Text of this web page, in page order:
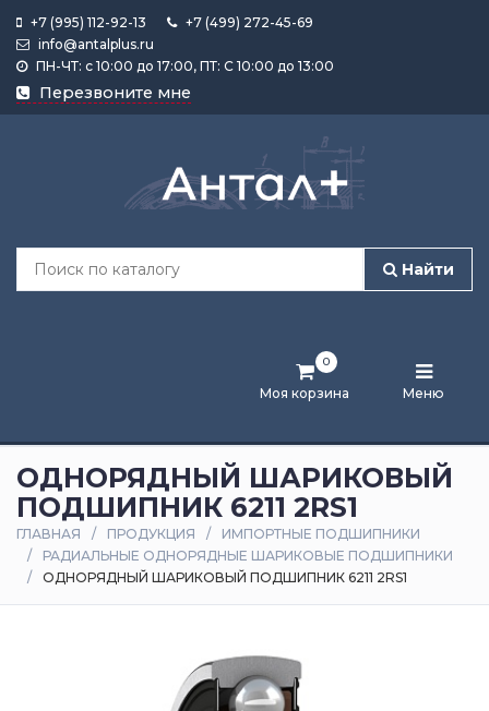
+7 (995) 112-92-13
+7 (499) 272-45-69
info@antalplus.ru
ПН-ЧТ: с 10:00 до 17:00, ПТ: С 10:00 до 13:00
Перезвоните мне
Найти
Моя корзина
0
Меню
Каталог
продукции
Лента
и
статьи
Оплата
доставка
ОДНОРЯДНЫЙ ШАРИКОВЫЙ
ПОДШИПНИК 6211 2RS1
ГЛАВНАЯ ПРОДУКЦИЯ
ИМПОРТНЫЕ ПОДШИПНИКИ
РАДИАЛЬНЫЕ ОДНОРЯДНЫЕ ШАРИКОВЫЕ ПОДШИПНИКИ
ОДНОРЯДНЫЙ ШАРИКОВЫЙ ПОДШИПНИК 6211 2RS1